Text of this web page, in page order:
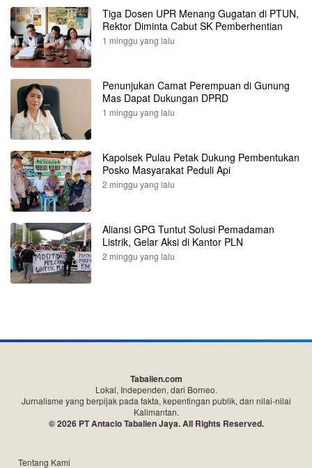
Tiga Dosen UPR Menang Gugatan di PTUN,
Rektor Diminta Cabut SK Pemberhentian
1 minggu yang lalu
Penunjukan Camat Perempuan di Gunung
Mas Dapat Dukungan DPRD
1 minggu yang lalu
Kapolsek Pulau Petak Dukung Pembentukan
Posko Masyarakat Peduli Api
2 minggu yang lalu
Aliansi GPG Tuntut Solusi Pemadaman
Listrik, Gelar Aksi di Kantor PLN
2 minggu yang lalu
Tabalien.com
Lokal, Independen, dari Borneo.
Jurnalisme yang berpijak pada fakta, kepentingan publik, dan nilai-nilai
Kalimantan.
© 2026 PT Antacio Tabalien Jaya. All Rights Reserved.
Tentang Kami